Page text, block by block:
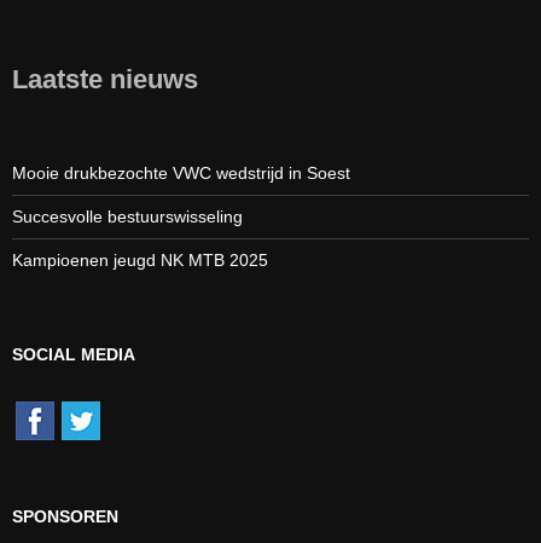
Laatste nieuws
Mooie drukbezochte VWC wedstrijd in Soest
Succesvolle bestuurswisseling
Kampioenen jeugd NK MTB 2025
SOCIAL MEDIA
SPONSOREN